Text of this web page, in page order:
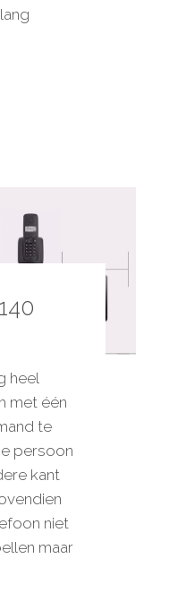
heel
met één
te
persoon
kant
niet
maar